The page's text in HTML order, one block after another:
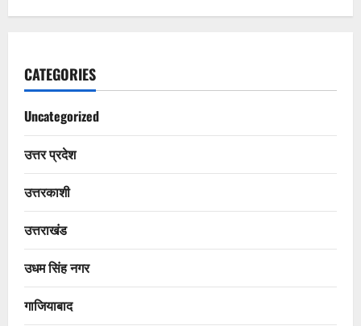
CATEGORIES
Uncategorized
उत्तर प्रदेश
उत्तरकाशी
उत्तराखंड
उधम सिंह नगर
गाजियाबाद